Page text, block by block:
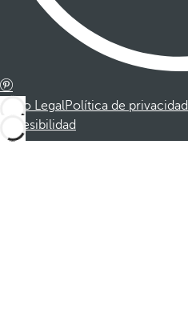
Aviso LegalPolítica de privacidad
Accesibilidad